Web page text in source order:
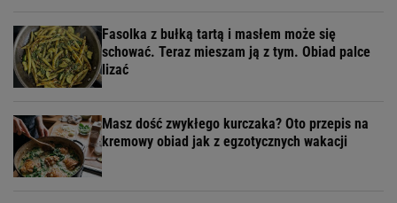
Fasolka z bułką tartą i masłem może się
schować. Teraz mieszam ją z tym. Obiad palce
lizać
Masz dość zwykłego kurczaka? Oto przepis na
kremowy obiad jak z egzotycznych wakacji